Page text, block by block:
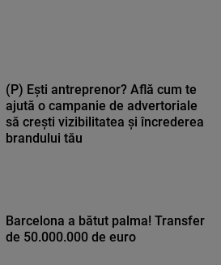
(P) Ești antreprenor? Află cum te
ajută o campanie de advertoriale
să crești vizibilitatea și încrederea
brandului tău
Barcelona a bătut palma! Transfer
de 50.000.000 de euro